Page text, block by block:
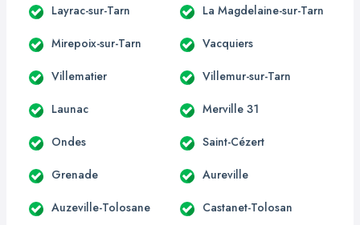
Layrac-sur-Tarn La Magdelaine-sur-Tarn
Mirepoix-sur-Tarn Vacquiers
Villematier Villemur-sur-Tarn
Launac Merville 31
Ondes Saint-Cézert
Grenade Aureville
Auzeville-Tolosane Castanet-Tolosan